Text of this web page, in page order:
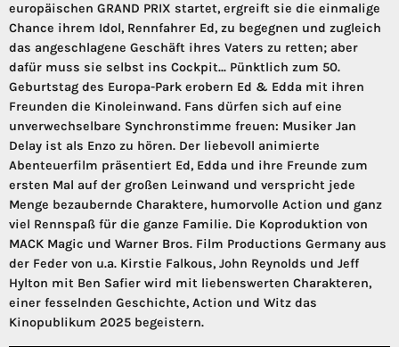
europäischen GRAND PRIX startet, ergreift sie die einmalige
Chance ihrem Idol, Rennfahrer Ed, zu begegnen und zugleich
das angeschlagene Geschäft ihres Vaters zu retten; aber
dafür muss sie selbst ins Cockpit... Pünktlich zum 50.
Geburtstag des Europa-Park erobern Ed & Edda mit ihren
Freunden die Kinoleinwand. Fans dürfen sich auf eine
unverwechselbare Synchronstimme freuen: Musiker Jan
Delay ist als Enzo zu hören. Der liebevoll animierte
Abenteuerfilm präsentiert Ed, Edda und ihre Freunde zum
ersten Mal auf der großen Leinwand und verspricht jede
Menge bezaubernde Charaktere, humorvolle Action und ganz
viel Rennspaß für die ganze Familie. Die Koproduktion von
MACK Magic und Warner Bros. Film Productions Germany aus
der Feder von u.a. Kirstie Falkous, John Reynolds und Jeff
Hylton mit Ben Safier wird mit liebenswerten Charakteren,
einer fesselnden Geschichte, Action und Witz das
Kinopublikum 2025 begeistern.